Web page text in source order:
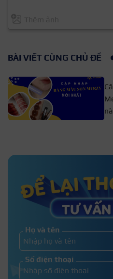
BÀI VIẾT CÙNG CHỦ ĐỀ
Hướng
cọ
Họ và tên
Số điện thoại